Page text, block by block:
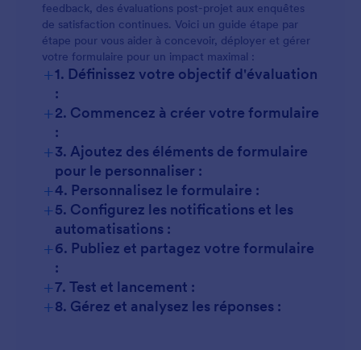
feedback, des évaluations post-projet aux enquêtes
de satisfaction continues. Voici un guide étape par
étape pour vous aider à concevoir, déployer et gérer
votre formulaire pour un impact maximal :
+1. Définissez votre objectif d'évaluation
:
+2. Commencez à créer votre formulaire
:
+3. Ajoutez des éléments de formulaire
pour le personnaliser :
Champs de base :
Échelles d'évaluation :
Choix multiples ou listes déroulantes :
Champs de texte long :
+4. Personnalisez le formulaire :
+5. Configurez les notifications et les
automatisations :
+6. Publiez et partagez votre formulaire
:
+7. Test et lancement :
+8. Gérez et analysez les réponses :